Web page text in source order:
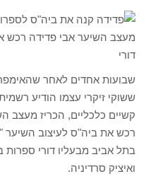
מעצב השיער אבי פדידה רכש
דורי
שבועות אחדים לאחר
ששוקי זיקרי עצמו הודיע
קשיים כלכליים, הכריז מעצב
רכש את ביה"ס לעיצוב השיער
בתל אביב מבעליו דורי
ואיציק סרדיניה.